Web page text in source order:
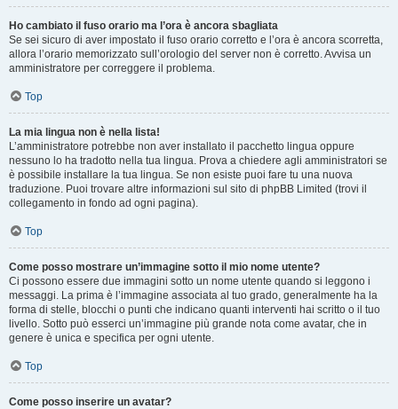
Ho cambiato il fuso orario ma l’ora è ancora sbagliata
Se sei sicuro di aver impostato il fuso orario corretto e l’ora è ancora scorretta,
allora l’orario memorizzato sull’orologio del server non è corretto. Avvisa un
amministratore per correggere il problema.
Top
La mia lingua non è nella lista!
L’amministratore potrebbe non aver installato il pacchetto lingua oppure
nessuno lo ha tradotto nella tua lingua. Prova a chiedere agli amministratori se
è possibile installare la tua lingua. Se non esiste puoi fare tu una nuova
traduzione. Puoi trovare altre informazioni sul sito di phpBB Limited (trovi il
collegamento in fondo ad ogni pagina).
Top
Come posso mostrare un’immagine sotto il mio nome utente?
Ci possono essere due immagini sotto un nome utente quando si leggono i
messaggi. La prima è l’immagine associata al tuo grado, generalmente ha la
forma di stelle, blocchi o punti che indicano quanti interventi hai scritto o il tuo
livello. Sotto può esserci un’immagine più grande nota come avatar, che in
genere è unica e specifica per ogni utente.
Top
Come posso inserire un avatar?